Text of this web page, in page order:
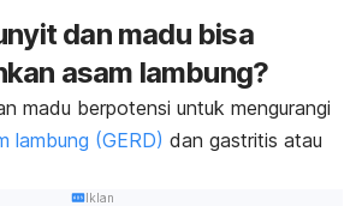
dan madu bisa
asam lambung?
madu berpotensi untuk mengurangi
lambung (GERD) dan gastritis atau
Iklan